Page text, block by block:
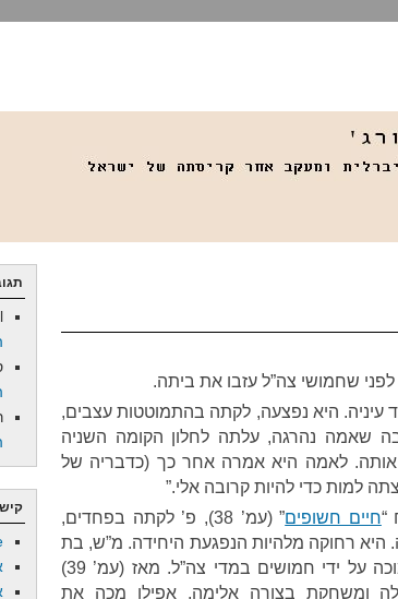
שחמושי צה”ל עזבו את ביתה.
עיניה. היא נפצעה, לקתה בהתמוטטות עצבים,
שאמה נהרגה, עלתה לחלון הקומה השניה
אותה. לאמה היא אמרה אחר כך (כדבריה של
למות כדי להיות קרובה אלי.”
“חיים חשופים
” (עמ’ 38), פ’ לקתה בפחדים,
היא רחוקה מלהיות הנפגעת היחידה. מ”ש, בת
שנתיים וחצי, ראתה את אביה מוכה על ידי חמושים במדי צה”ל. מאז (עמ’ 39)
ומשחקת בצורה אלימה, אפילו מכה את